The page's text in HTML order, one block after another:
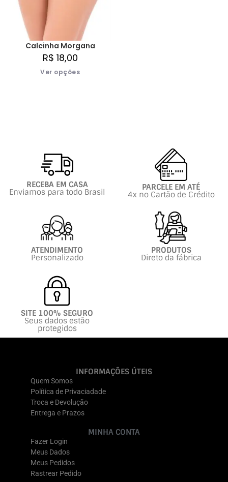
Calcinha Morgana
R$ 18,00
Ver opções
RECEBA EM CASA
Enviamos para todo Brasil PARCELE EM ATÉ
4x no Cartão de Crédito
ATENDIMENTO
Personalizado
PRODUTOS
Direto da fábrica
SITE 100% SEGURO
Seus dados estão
protegidos
INFORMAÇÕES ÚTEIS
Quem Somos
Política de Privaciadade
Troca e Devolução
Entrega e Prazos
MINHA CONTA
Fazer Login
Meus Dados
Meus Pedidos
Rastrear Pedido